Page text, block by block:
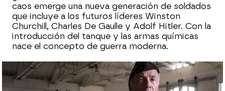
caos emerge una nueva generación de soldados
que incluye a los futuros líderes Winston
Churchill, Charles De Gaulle y Adolf Hitler. Con la
introducción del tanque y las armas químicas
nace el concepto de guerra moderna.